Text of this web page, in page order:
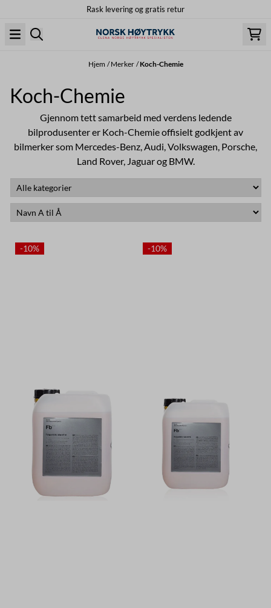
Rask levering og gratis retur
Hjem /Merker /Koch-Chemie
Koch-Chemie
Gjennom tett samarbeid med verdens ledende
bilprodusenter er Koch-Chemie offisielt godkjent av
bilmerker som Mercedes-Benz, Audi, Volkswagen, Porsche,
Land Rover, Jaguar og BMW.
-10% -10%